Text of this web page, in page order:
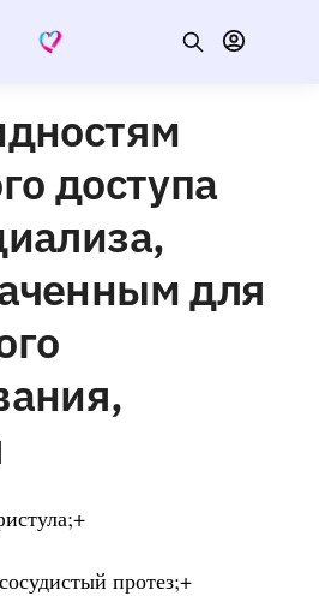
доступа
для
протез;+